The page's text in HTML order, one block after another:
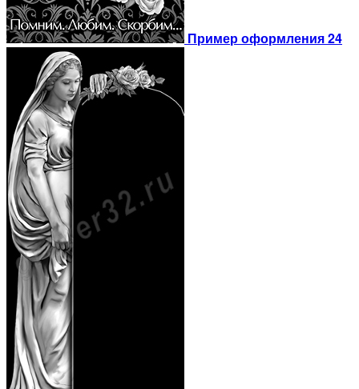
Пример оформления 24